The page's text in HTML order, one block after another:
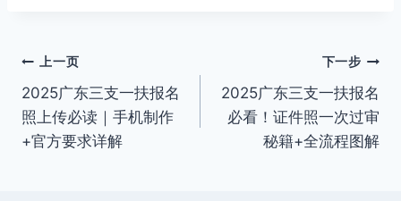
文
章
导
上一页
2025广东三支一扶报名
照上传必读｜手机制作
+官方要求详解
下一步
2025广东三支一扶报名
必看！证件照一次过审
秘籍+全流程图解